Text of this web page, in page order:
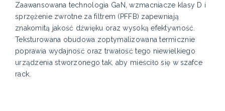
Zaawansowana technologia GaN, wzmacniacze klasy D i
sprzężenie zwrotne za filtrem (PFFB) zapewniają
znakomitą jakość dźwięku oraz wysoką efektywność.
Teksturowana obudowa zoptymalizowana termicznie
poprawia wydajność oraz trwałość tego niewielkiego
urządzenia stworzonego tak, aby mieściło się w szafce
rack.